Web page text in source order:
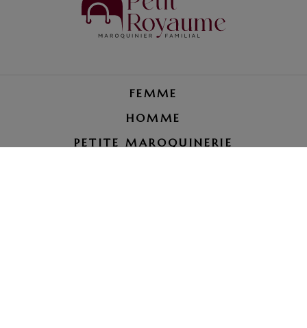
FEMME
HOMME
PETITE MAROQUINERIE